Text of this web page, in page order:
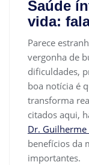
Saúde
vida:
Parece
vergonha de
dificuldades,
boa notícia é
transforma
citados aqui,
Dr. Guilherme
benefícios da
importantes.